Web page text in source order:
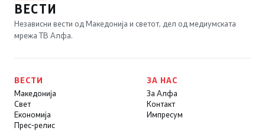
ВЕСТИ
Независни вести од Македонија и светот, дел од медиумската
мрежа ТВ Алфа.
ВЕСТИ
Македонија
Свет
Економија
Прес-релис
ЗА НАС
За Алфа
Контакт
Импресум